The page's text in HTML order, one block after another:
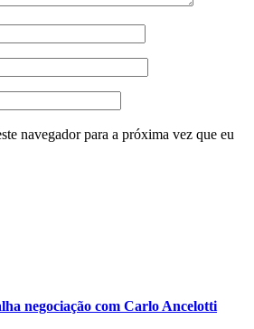
navegador para a próxima vez que eu
negociação com Carlo Ancelotti